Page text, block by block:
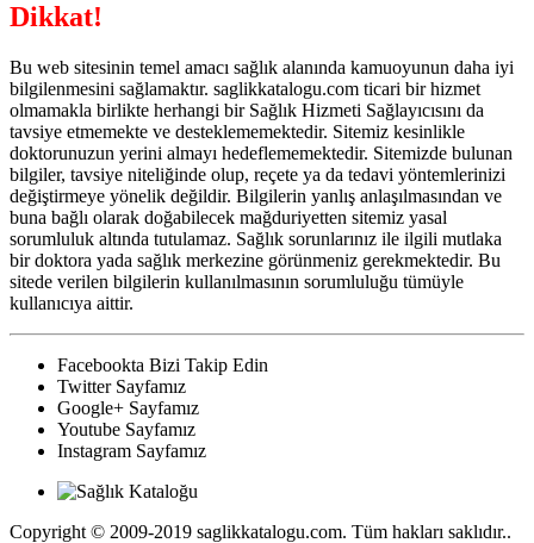
Dikkat!
Bu web sitesinin temel amacı sağlık alanında kamuoyunun daha iyi
bilgilenmesini sağlamaktır. saglikkatalogu.com ticari bir hizmet
olmamakla birlikte herhangi bir Sağlık Hizmeti Sağlayıcısını da
tavsiye etmemekte ve desteklememektedir. Sitemiz kesinlikle
doktorunuzun yerini almayı hedeflememektedir. Sitemizde bulunan
bilgiler, tavsiye niteliğinde olup, reçete ya da tedavi yöntemlerinizi
değiştirmeye yönelik değildir. Bilgilerin yanlış anlaşılmasından ve
buna bağlı olarak doğabilecek mağduriyetten sitemiz yasal
sorumluluk altında tutulamaz. Sağlık sorunlarınız ile ilgili mutlaka
bir doktora yada sağlık merkezine görünmeniz gerekmektedir. Bu
sitede verilen bilgilerin kullanılmasının sorumluluğu tümüyle
kullanıcıya aittir.
Facebookta Bizi Takip Edin
Twitter Sayfamız
Google+ Sayfamız
Youtube Sayfamız
Instagram Sayfamız
Copyright © 2009-2019 saglikkatalogu.com. Tüm hakları saklıdır..